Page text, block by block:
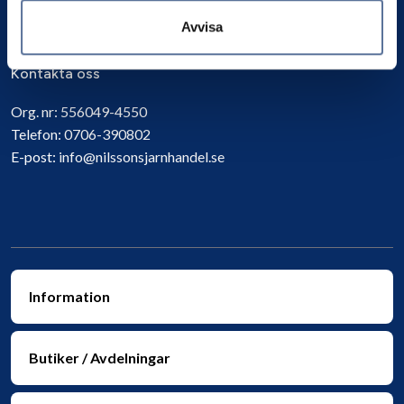
Avvisa
Kontakta oss
Org. nr: 556049-4550
Telefon: 0706-390802
E-post: info@nilssonsjarnhandel.se
Information
Butiker / Avdelningar